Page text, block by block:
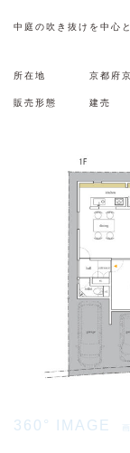
中庭の吹き抜けを中心
所在地 京都府
販売形態 建売
360° IMAGE